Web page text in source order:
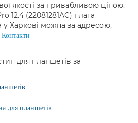
якості за привабливою ціною.
12.4 (22081281AC) плата
Харкові можна за адресою,
Контакти
для планшетів за
для планшетів